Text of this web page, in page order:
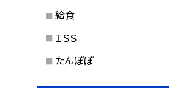
給食
ＩＳＳ
たんぽぽ